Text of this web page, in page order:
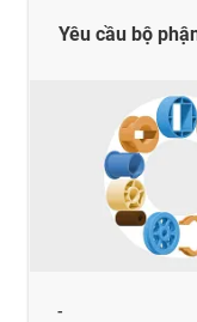
-
Yêu cầu bộ